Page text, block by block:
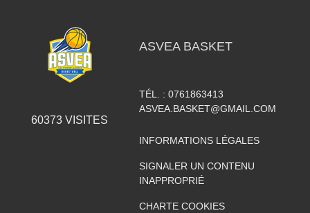
60373VISITES
ASVEA BASKET
TÉL. : 0761863413
ASVEA.BASKET@GMAIL.COM
INFORMATIONS LÉGALES
SIGNALER UN CONTENU
INAPPROPRIÉ
CHARTE COOKIES